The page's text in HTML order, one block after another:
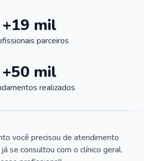
+19 mil
parceiros
+50 mil
realizados
você precisou de atendimento
se consultou com o clínico geral.